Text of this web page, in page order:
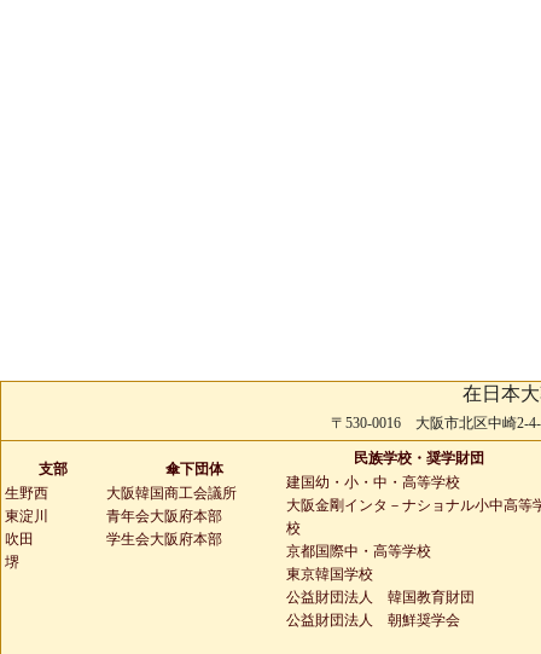
在日本
〒530-0016 大阪市北区中崎2-
支部
生野西
東淀川
吹田
堺
傘下団体
大阪韓国商工会議所
青年会大阪府本部
学生会大阪府本部
民族学校・奨学財団
建国幼・小・中・高等学校
大阪金剛インタ－ナショナル小中高等
校
京都国際中・高等学校
東京韓国学校
公益財団法人 韓国教育財団
公益財団法人 朝鮮奨学会